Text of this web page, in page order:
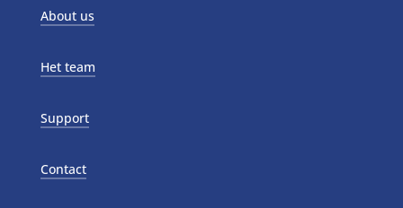
About us
Het team
Support
Contact